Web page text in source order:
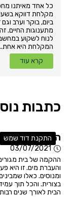
כל אחד מאיתנו
מקלחת דווקא
ביום, בוקר וערב
מתענוגות החיים.
לנוח לשקוע
המקלחת היא
קרא עוד
כתבות
התקנת דוד שמש
התקנת דוד
03/07/2021
ההקמה של בית
והעברת מים. זו היא
ומנוסים. כאלו
בצורית. והכל תוך
הבית לאורך שנים